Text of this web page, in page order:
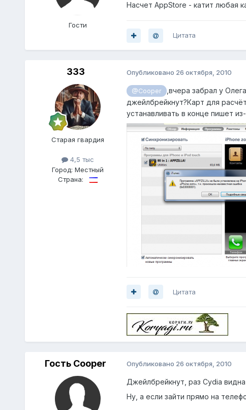
Гости
Насчет AppStore - катит любая
Цитата
333
Старая гвардия
4,5 тыс
Город: Местный
Страна:
Опубликовано 26 октября, 2010
@Cooper
,вчера забрал у
джейлбрейкнут?Карт для
устанавливать в конце пишет
Цитата
Гость Cooper Опубликовано 26 октября, 2010
Джейлбрейкнут, раз Cydia видна
Ну, а если зайти прямо на